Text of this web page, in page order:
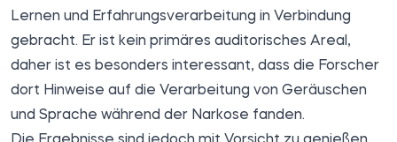
Lernen und Erfahrungsverarbeitung in Verbindung
gebracht. Er ist kein primäres auditorisches Areal,
daher ist es besonders interessant, dass die Forscher
dort Hinweise auf die Verarbeitung von Geräuschen
und Sprache während der Narkose fanden.